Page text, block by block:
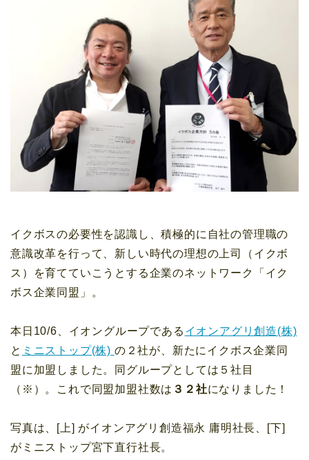
イクボスの必要性を認識し、積極的に自社の管理職の
意識改革を行って、新しい時代の理想の上司（イクボ
ス）を育てていこうとする企業のネットワーク「イク
ボス企業同盟」。
本日10/6、イオングループである イオンアグリ創造(株)
と ミニストップ(株) の２社が、新たにイクボス企業同
盟に加盟しました。同グループとしては５社目
（※）。これで同盟加盟社数は ３２社になりました！
写真は、[上] がイオンアグリ創造福永 庸明社長、[下]
がミニストップ宮下直行社長。